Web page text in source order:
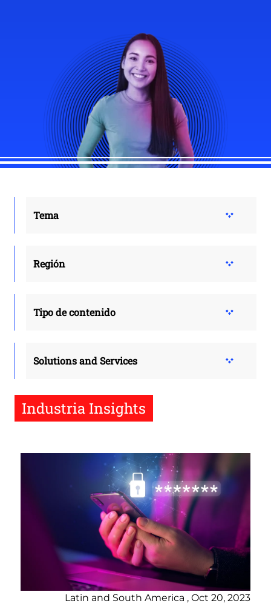
Tema
Región
Tipo de contenido
Solutions and Services
Industria Insights
Latin and South America , Oct 20, 2023